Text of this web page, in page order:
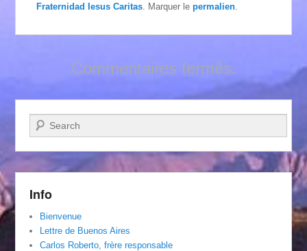
Fraternidad Iesus Caritas . Marquer lepermalien
Commentaires fermés.
Recherche
Info
Bienvenue
Lettre de Buenos Aires
Carlos Roberto, frère responsable